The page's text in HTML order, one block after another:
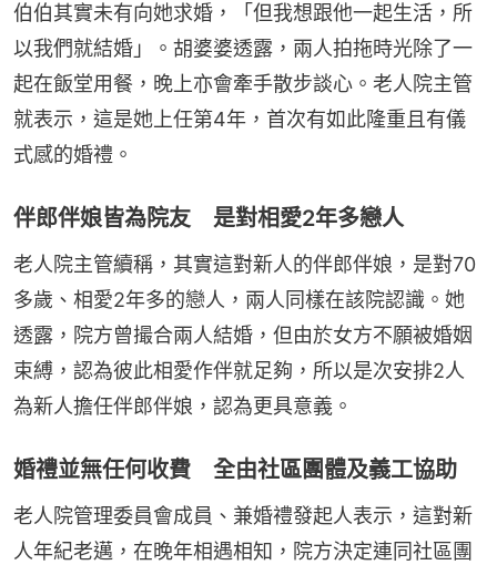
伯伯其實未有向她求婚，「但我想跟他一起生活，所
以我們就結婚」。胡婆婆透露，兩人拍拖時光除了一
起在飯堂用餐，晚上亦會牽手散步談心。老人院主管
就表示，這是她上任第4年，首次有如此隆重且有儀
式感的婚禮。
伴郎伴娘皆為院友 是對相愛2年多戀人
老人院主管續稱，其實這對新人的伴郎伴娘，是對70
多歲、相愛2年多的戀人，兩人同樣在該院認識。她
透露，院方曾撮合兩人結婚，但由於女方不願被婚姻
束縛，認為彼此相愛作伴就足夠，所以是次安排2人
為新人擔任伴郎伴娘，認為更具意義。
婚禮並無任何收費 全由社區團體及義工協助
老人院管理委員會成員、兼婚禮發起人表示，這對新
人年紀老邁，在晚年相遇相知，院方決定連同社區團